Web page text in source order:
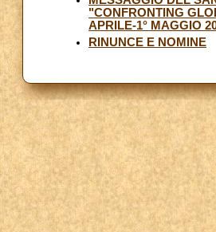
"CONFRONTING
APRILE-1° MAGGIO
RINUNCE E NOMINE